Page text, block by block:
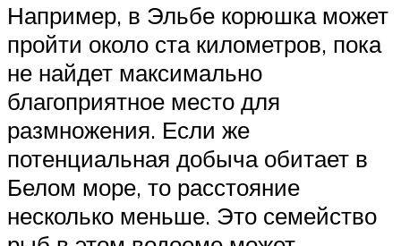
Например, в Эльбе корюшка может
пройти около ста километров, пока
не найдет максимально
благоприятное место для
размножения. Если же
потенциальная добыча обитает в
Белом море, то расстояние
несколько меньше. Это семейство